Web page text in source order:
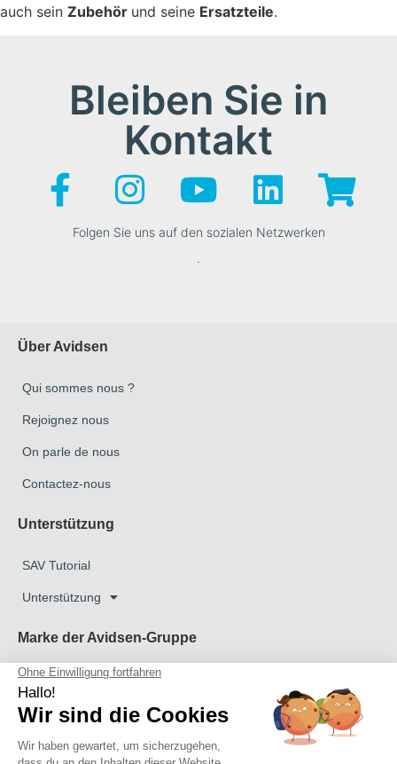
auch sein Zubehör und seine Ersatzteile.
Bleiben Sie in
Kontakt
Folgen Sie uns auf den sozialen Netzwerken
.
Über Avidsen
Qui sommes nous ?
Rejoignez nous
On parle de nous
Contactez-nous
Unterstützung
SAV Tutorial
Unterstützung
Marke der Avidsen-Gruppe
Marke Avidsen
Marke Extel
Das Unternehmen Thomson